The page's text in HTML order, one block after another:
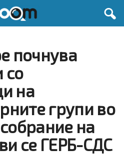
почнува
со
на
групи во
на
се ГЕРБ-СДС